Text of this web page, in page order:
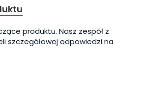
produktu. Nasz zespół z
szczegółowej odpowiedzi na